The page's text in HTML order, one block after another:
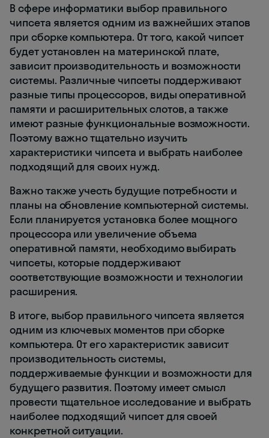
В сфере информатики выбор правильного
чипсета является одним из важнейших этапов
при сборке компьютера. От того, какой чипсет
будет установлен на материнской плате,
зависит производительность и возможности
системы. Различные чипсеты поддерживают
разные типы процессоров, виды оперативной
памяти и расширительных слотов, а также
имеют разные функциональные возможности.
Поэтому важно тщательно изучить
характеристики чипсета и выбрать наиболее
подходящий для своих нужд.
Важно также учесть будущие потребности и
планы на обновление компьютерной системы.
Если планируется установка более мощного
процессора или увеличение объема
оперативной памяти, необходимо выбирать
чипсеты, которые поддерживают
соответствующие возможности и технологии
расширения.
В итоге, выбор правильного чипсета является
одним из ключевых моментов при сборке
компьютера. От его характеристик зависит
производительность системы,
поддерживаемые функции и возможности для
будущего развития. Поэтому имеет смысл
провести тщательное исследование и выбрать
наиболее подходящий чипсет для своей
конкретной ситуации.